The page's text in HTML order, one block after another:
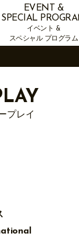
EVENT &
SPECIAL
イベント &
スペシャル プログラム
プレイ